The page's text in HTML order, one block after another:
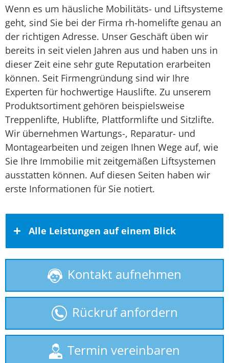
Wenn es um häusliche Mobilitäts- und Liftsysteme
geht, sind Sie bei der Firma rh-homelifte genau an
der richtigen Adresse. Unser Geschäft üben wir
bereits in seit vielen Jahren aus und haben uns in
dieser Zeit eine sehr gute Reputation erarbeiten
können. Seit Firmengründung sind wir Ihre
Experten für hochwertige Hauslifte. Zu unserem
Produktsortiment gehören beispielsweise
Treppenlifte, Hublifte, Plattformlifte und Sitzlifte.
Wir übernehmen Wartungs-, Reparatur- und
Montagearbeiten und zeigen Ihnen Wege auf, wie
Sie Ihre Immobilie mit zeitgemäßen Liftsystemen
ausstatten können. Auf diesen Seiten haben wir
erste Informationen für Sie notiert.
Alle Leistungen auf einem Blick
Behindertenlift
gebrauchte Treppenlifte
Homelift
Kontakt aufnehmen
Rückruf anfordern
Termin vereinbaren